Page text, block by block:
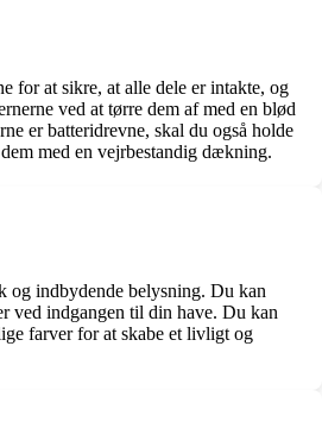
for at sikre, at alle dele er intakte, og
ved at tørre dem af med en blød
er batteridrevne, skal du også holde
med en vejrbestandig dækning.
og indbydende belysning. Du kan
ved indgangen til din have. Du kan
farver for at skabe et livligt og